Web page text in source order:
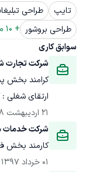
تایپ
طراحی
طراحی بروشور +
10
سوابق کاری
شرکت تجارت
ارتقای شغلی
21 اردیبهشت 1398
شرکت خدمات
کارمند بخش
01 خرداد 1397